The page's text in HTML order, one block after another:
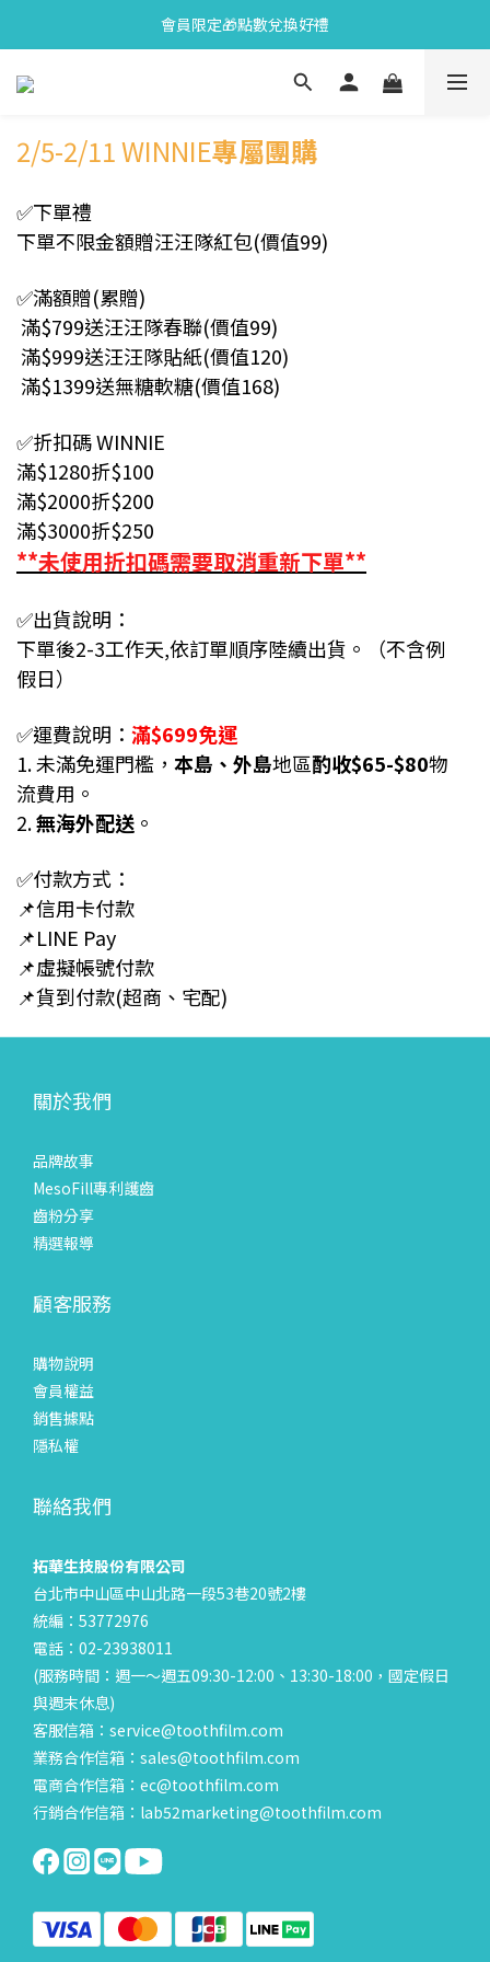
會員限定🎁點數兌換好禮
會員限定🎁點數兌換好禮
全新上市🫧變色牙膏加碼送好禮
2/5-2/11 WINNIE專屬團購
✅下單禮
下單不限金額贈汪汪隊紅包(價值99)
✅滿額贈(累贈)
滿$799送汪汪隊春聯(價值99)
滿$999送汪汪隊貼紙(價值120)
滿$1399送無糖軟糖(價值168)
✅折扣碼 WINNIE
滿$1280折$100
滿$2000折$200
滿$3000折$250
**未使用折扣碼需要取消重新下單**
✅出貨說明：
下單後2-3工作天,依訂單順序陸續出貨。（不含例
假日）
✅運費說明： 滿$699免運
1. 未滿免運門檻， 本島、外島地區酌收$65-$80物
流費用。
2.無海外配送 。
✅付款方式：
📌信用卡付款
📌LINE Pay
📌虛擬帳號付款
📌貨到付款(超商、宅配)
關於我們
品牌故事
MesoFill專利護齒
齒粉分享
精選報導
顧客服務
購物說明
會員權益
銷售據點
隱私權
聯絡我們
拓華生技股份有限公司
台北市中山區中山北路一段53巷20號2樓
統編：53772976
電話：02-23938011
(服務時間：週一～週五09:30-12:00、13:30-18:00，國定假日
與週末休息)
客服信箱：service@toothfilm.com
業務合作信箱：sales@toothfilm.com
電商合作信箱：ec@toothfilm.com
行銷合作信箱：lab52marketing@toothfilm.com